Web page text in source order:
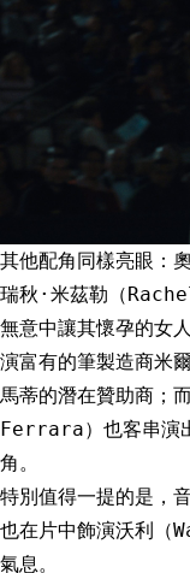
其他配角同樣亮眼
瑞秋·米茲勒（
無意中讓其懷孕的
演富有的筆製造商
馬蒂的潛在贊助商；
Ferrara）也客串演
角。
特別值得一提的是
也在片中飾演沃利（
氣息。